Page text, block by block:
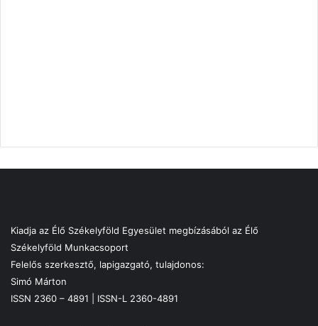
Kiadja az Élő Székelyföld Egyesület megbízásából az Élő
Székelyföld Munkacsoport
Felelős szerkesztő, lapigazgató, tulajdonos:
Simó Márton
ISSN 2360 – 4891 | ISSN-L 2360-4891